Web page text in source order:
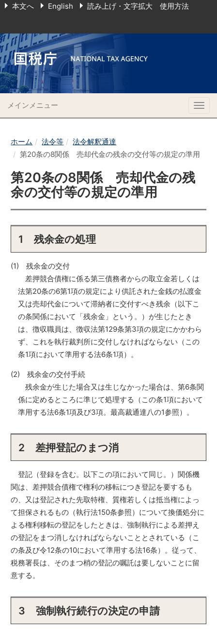
本文へ English 読み上げ・文字拡大 使用方法
メインメニュー
ホーム 法令等
法令解釈通達
第20条の8関係 売却代金の残余の交付等の規定の準用
第20条の8関係 売却代金の残
余の交付等の規定の準用
1 残余金の処理
(1) 残余金の交付
差押競合債権に係る第三債務者からの取立金若しくは
法第20条の6第1項の規定により供託された金銭の払渡金
又は売却代金について滞納者に交付すべき残余（以下こ
の条関係において「残余金」という。）が生じたとき
は、徴収職員は、徴収法第129条第3項の規定にかかわら
ず、これを執行裁判所に交付しなければならない（この
条1項において準用する法6条1項）。
(2) 残余金の交付手続
残余金が生じた場合又は生じなかった場合は、第6条関
係に定めるところに準じて処理する（この条1項において
準用する法6条1項及び3項。最高裁通達八の1参照）。
2 差押登記のまつ消
登記（登録を含む。以下この項において同じ。）関係機
関は、差押競合債権で権利の移転につき登記を要するも
の、又は登記された先取特権、質権若しくは抵当権によっ
て担保されるもの（執行法150条参照）について換価処分に
よる権利移転の登記をしたときは、強制執行による差押え
の登記をまつ消しなければならないこととされている（こ
の条及び令12条の10において準用する法16条）。従って、
税務署長は、そのまつ梢の登記の嘱託は要しないことに留
意する。
3 強制執行続行の決定の申請